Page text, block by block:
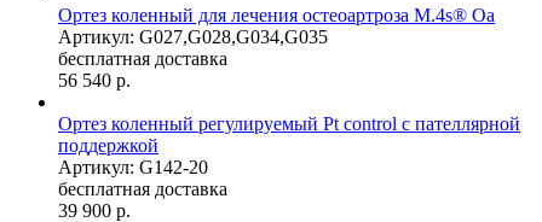
Ортез коленный для лечения остеоартроза M.4s® Oa
Артикул: G027,G028,G034,G035
бесплатная доставка
56 540 р.
Ортез коленный регулируемый Pt control с пателлярной
поддержкой
Артикул: G142-20
бесплатная доставка
39 900 р.